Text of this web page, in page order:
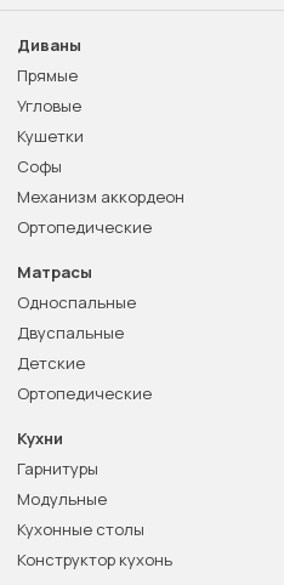
Диваны
Прямые
Угловые
Кушетки
Софы
Механизм аккордеон
Ортопедические
Матрасы
Односпальные
Двуспальные
Детские
Ортопедические
Кухни
Гарнитуры
Модульные
Кухонные столы
Конструктор кухонь